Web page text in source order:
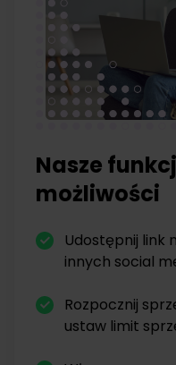
Nasze
możliwości
Udostępnij link
innych social
Rozpocznij
ustaw limit